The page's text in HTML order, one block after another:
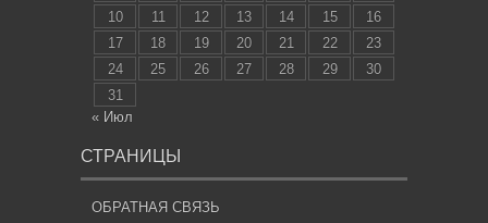
10
11 12 13 14 15
16
17
18 19 20 21 22
23
24
25 26 27 28 29
30
31
« Июл
СТРАНИЦЫ
ОБРАТНАЯ СВЯЗЬ